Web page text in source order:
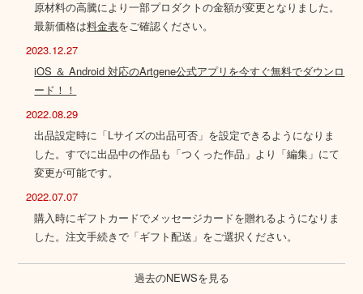
原材料の高騰により一部プロダクトの金額が変更となりました。
最新価格は料金表をご確認ください。
2023.12.27
iOS ＆ Android 対応のArtgene公式アプリを今すぐ無料でダウンロ
ード！！
2022.08.29
出品設定時に「Lサイズの出品可否」を設定できるようになりま
した。すでに出品中の作品も「つくった作品」より「編集」にて
変更が可能です。
2022.07.07
購入時にギフトカードでメッセージカードを贈れるようになりま
した。注文手続きで「ギフト配送」をご選択ください。
過去のNEWSを見る